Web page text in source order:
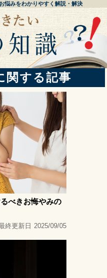
悩みをわかりやすく解説・解決
関する記事
べきお悔やみの
終更新日 2025/09/05